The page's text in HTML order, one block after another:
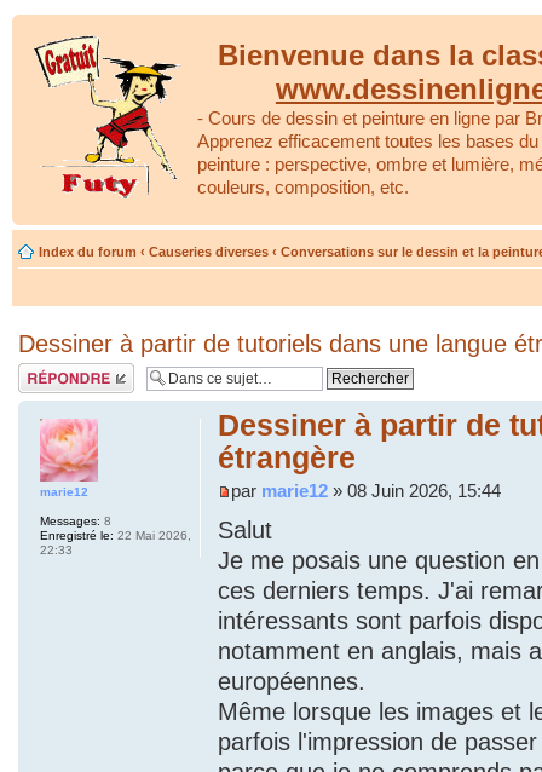
Bienvenue dans la
- Cours de dessin et peinture en ligne par
Apprenez efficacement toutes les bases
peinture : perspective, ombre et lumière,
couleurs, composition, etc.
Index du forum ‹ Causeries diverses ‹ Conversations sur le dessin et la
Dessiner à partir de tutoriels dans une langue
Répondre
Dessiner à partir de
étrangère
par marie12 » 08 Juin 2026, 15:44
Salut
Je me posais une question
ces derniers temps. J'ai
intéressants sont parfois
notamment en anglais, mais
européennes.
Même lorsque les images et
parfois l'impression de
marie12
Messages: 8
Enregistré le: 22 Mai 2026,
22:33